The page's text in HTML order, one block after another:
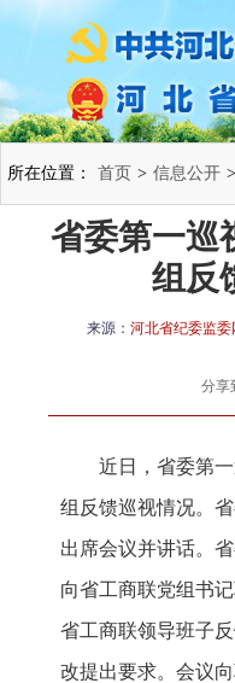
所在位置： 首页 > 信息公开 >
省委第一巡
组反
来源： 河北省纪委监委
分享
近日，省委第
组反馈巡视情况。
出席会议并讲话。
向省工商联党组书
省工商联领导班子
改提出要求。会议